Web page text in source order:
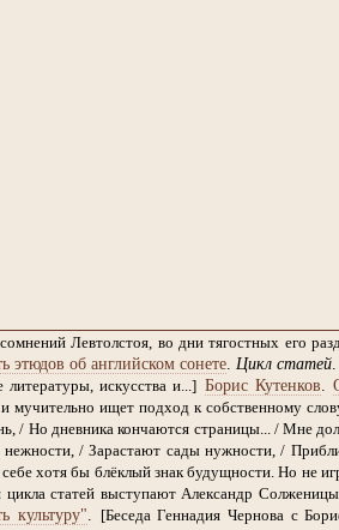
Левтолстоя, во дни тягостных его
этюдов об английском сонете. Цикл статей.
искусства и...] Борис Кутенков.
мучительно ищет подход к собственному
/ Но дневника кончаются страницы... / Мне
/ Зарастают сады нужности, /
хотя бы блёклый знак будущности. Но не
цикла статей выступают Александр
культуру".
[Беседа Геннадия Чернова с